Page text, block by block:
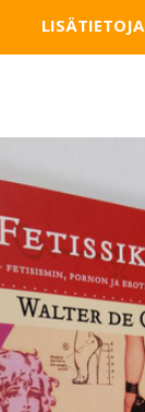
LISÄTIETOJA